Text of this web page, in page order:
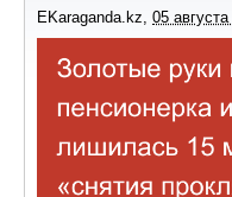
EKaraganda.kz, 05